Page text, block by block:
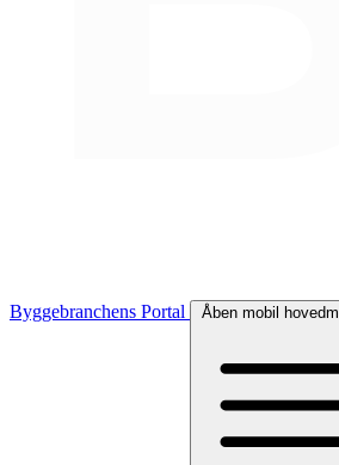
Byggebranchens Portal Åben mobil